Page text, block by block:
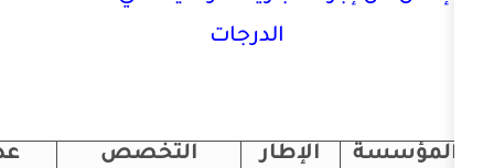
الإطار التخصص
عدد